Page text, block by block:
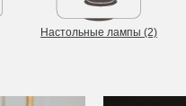
Настольные лампы (2)